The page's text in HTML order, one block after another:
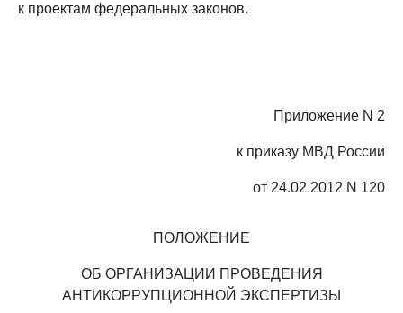
к проектам федеральных законов.
Приложение N 2
к приказу МВД России
от 24.02.2012 N 120
ПОЛОЖЕНИЕ
ОБ ОРГАНИЗАЦИИ ПРОВЕДЕНИЯ
АНТИКОРРУПЦИОННОЙ ЭКСПЕРТИЗЫ